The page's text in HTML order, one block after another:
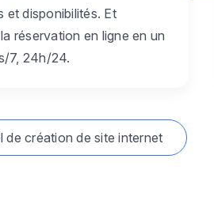
et disponibilités. Et
réservation en ligne en un
7, 24h/24.
de création de site internet